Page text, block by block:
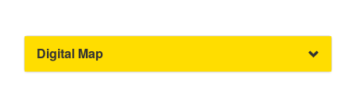
Digital Map